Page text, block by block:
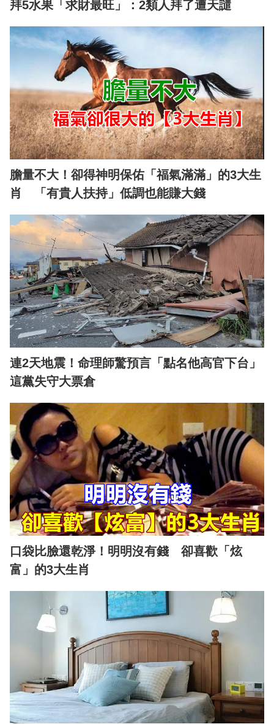
拜5水果「求財最旺」：2類人拜了遭天譴
膽量不大！卻得神明保佑「福氣滿滿」的3大生
肖 「有貴人扶持」低調也能賺大錢
連2天地震！命理師驚預言「點名他高官下台」
這黨失守大票倉
口袋比臉還乾淨！明明沒有錢 卻喜歡「炫
富」的3大生肖